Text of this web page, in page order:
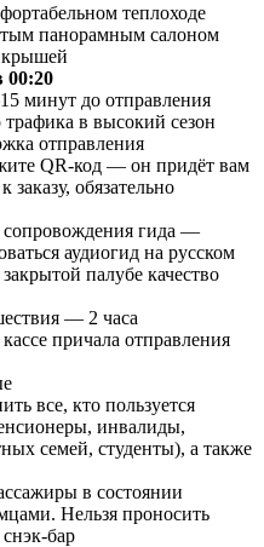
теплоходе
панорамным салоном
крышей
00:20
минут до отправления
в высокий сезон
отправления
QR-код — он придёт вам
заказу, обязательно
сопровождения гида —
аудиогид на русском
палубе качество
— 2 часа
причала отправления
все, кто пользуется
инвалиды,
семей, студенты), а также
в состоянии
Нельзя проносить
бар